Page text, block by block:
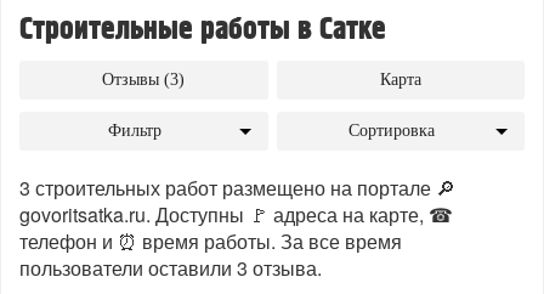
Строительные работы в Сатке
Отзывы (3) Карта
Фильтр Сортировка
3 строительных работ размещено на портале 🔎
govoritsatka.ru. Доступны 🚩 адреса на карте, ☎
телефон и ⏰ время работы. За все время
пользователи оставили 3 отзыва.